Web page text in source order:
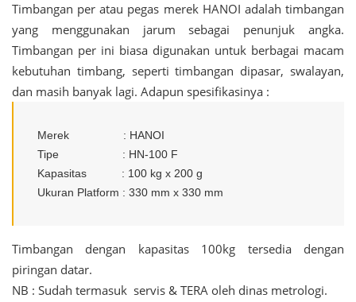
Timbangan per atau pegas merek HANOI adalah timbangan
yang menggunakan jarum sebagai penunjuk angka.
Timbangan per ini biasa digunakan untuk berbagai macam
kebutuhan timbang, seperti timbangan dipasar, swalayan,
dan masih banyak lagi. Adapun spesifikasinya :
Merek : HANOI
Tipe : HN-100 F
Kapasitas : 100 kg x 200 g
Ukuran Platform : 330 mm x 330 mm
Timbangan dengan kapasitas 100kg tersedia dengan
piringan datar.
NB : Sudah termasuk servis & TERA oleh dinas metrologi.